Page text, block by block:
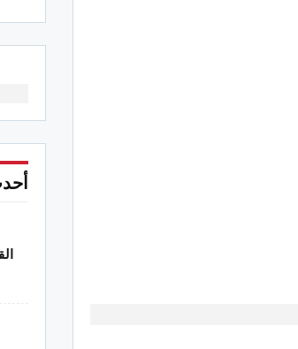
في تربص
سوسة.. وزير التّجهيز والإسكان يُعطي